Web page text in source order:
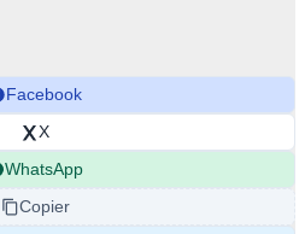
Facebook
X
WhatsApp
Copier